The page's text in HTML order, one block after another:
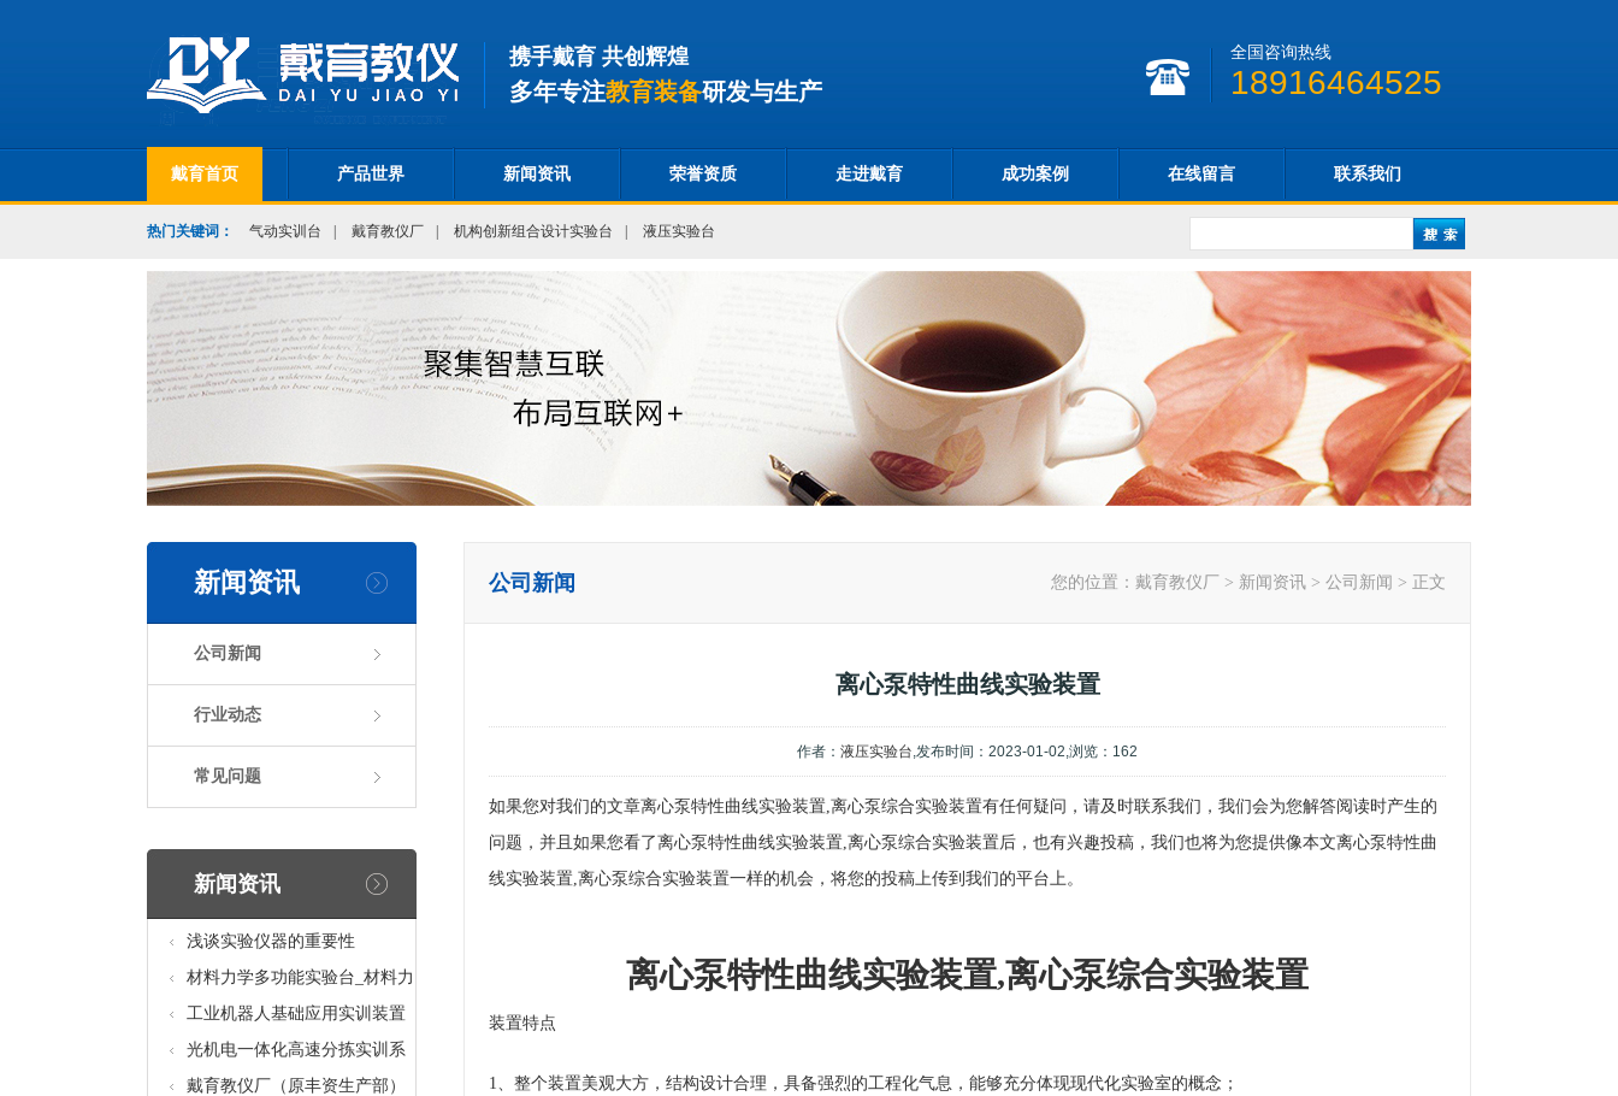
携手戴育 共创辉煌
多年专注教育装备研发与生产
全国咨询热线
18916464525
戴育首页 产品世界 新闻资讯 荣誉资质 走进戴育 成功案例 在线留言 联系我们
热门关键词： 气动实训台 戴育教仪厂 机构创新组合设计实验台 液压实验台
新闻资讯
公司新闻
行业动态
常见问题
新闻资讯
浅谈实验仪器的重要性
材料力学多功能实验台_材料力
学多功能考核实验实训设备
工业机器人基础应用实训装置
台_工业机器人基础应用实训考
核设备
光机电一体化高速分拣实训系
统_光机电一体化高速分拣实验
戴育教仪厂（原丰资生产部）
公司新闻 您的位置： 戴育教仪厂 > 新闻资讯 > 公司新闻 > 正文
离心泵特性曲线实验装置
作者： 液压实验台,发布时间：2023-01-02,浏览： 162
如果您对我们的文章离心泵特性曲线实验装置,离心泵综合实验装置有任何疑问，请及时联系我们，我们会为您解答阅读时产生的
问题，并且如果您看了离心泵特性曲线实验装置,离心泵综合实验装置后，也有兴趣投稿，我们也将为您提供像本文离心泵特性曲
线实验装置,离心泵综合实验装置一样的机会，将您的投稿上传到我们的平台上。
离心泵特性曲线实验装置,离心泵综合实验装置
装置特点
1、整个装置美观大方，结构设计合理，具备强烈的工程化气息，能够充分体现现代化实验室的概念；